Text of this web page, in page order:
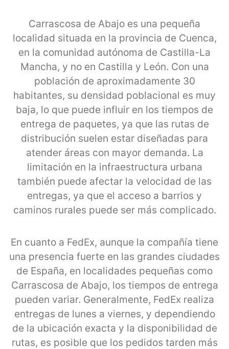
Carrascosa de Abajo es una pequeña
localidad situada en la provincia de Cuenca,
en la comunidad autónoma de Castilla-La
Mancha, y no en Castilla y León. Con una
población de aproximadamente 30
habitantes, su densidad poblacional es muy
baja, lo que puede influir en los tiempos de
entrega de paquetes, ya que las rutas de
distribución suelen estar diseñadas para
atender áreas con mayor demanda. La
limitación en la infraestructura urbana
también puede afectar la velocidad de las
entregas, ya que el acceso a barrios y
caminos rurales puede ser más complicado.
En cuanto a FedEx, aunque la compañía tiene
una presencia fuerte en las grandes ciudades
de España, en localidades pequeñas como
Carrascosa de Abajo, los tiempos de entrega
pueden variar. Generalmente, FedEx realiza
entregas de lunes a viernes, y dependiendo
de la ubicación exacta y la disponibilidad de
rutas, es posible que los pedidos tarden más